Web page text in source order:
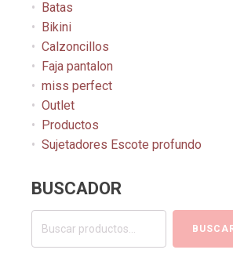
Batas
Bikini
Calzoncillos
Faja pantalon
miss perfect
Outlet
Productos
Sujetadores Escote profundo
BUSCADOR
Buscar